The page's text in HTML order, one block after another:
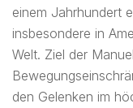
einem Jahrhundert
insbesondere in
Welt. Ziel der
den Gelenken im